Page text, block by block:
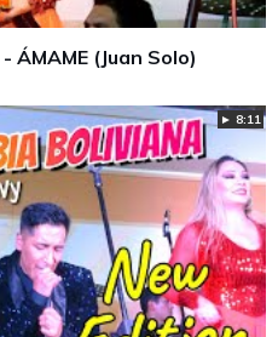
ÁMAME (Juan Solo)
► 8:11